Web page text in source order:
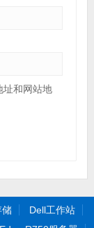
址和网站地
储
Dell工作站